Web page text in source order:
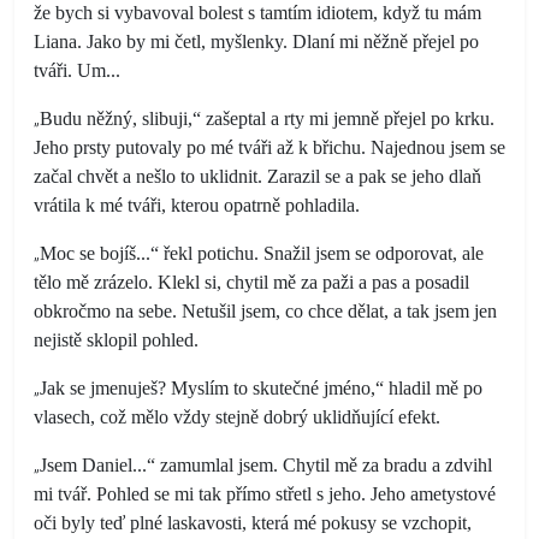
že bych si vybavoval bolest s tamtím idiotem, když tu mám
Liana. Jako by mi četl, myšlenky. Dlaní mi něžně přejel po
tváři. Um...
„Budu něžný, slibuji,“ zašeptal a rty mi jemně přejel po krku.
Jeho prsty putovaly po mé tváři až k břichu. Najednou jsem se
začal chvět a nešlo to uklidnit. Zarazil se a pak se jeho dlaň
vrátila k mé tváři, kterou opatrně pohladila.
„Moc se bojíš...“ řekl potichu. Snažil jsem se odporovat, ale
tělo mě zrázelo. Klekl si, chytil mě za paži a pas a posadil
obkročmo na sebe. Netušil jsem, co chce dělat, a tak jsem jen
nejistě sklopil pohled.
„Jak se jmenuješ? Myslím to skutečné jméno,“ hladil mě po
vlasech, což mělo vždy stejně dobrý uklidňující efekt.
„Jsem Daniel...“ zamumlal jsem. Chytil mě za bradu a zdvihl
mi tvář. Pohled se mi tak přímo střetl s jeho. Jeho ametystové
oči byly teď plné laskavosti, která mé pokusy se vzchopit,